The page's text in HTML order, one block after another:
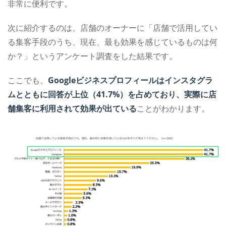
非常に便利です。
次に紹介するのは、店舗のオーナーに「店舗で活用してい
る集客手段のうち、現在、最も効果を感じているものは何
か？」というアンケート調査をした結果です。
ここでも、 Googleビジネスプロフィールはインスタグラ
ムとともに回答が上位（41.7%）を占めており、実際に店
舗集客に利用されて効果が出ていることがわかります。